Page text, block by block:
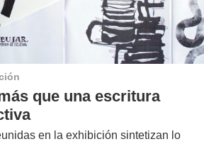
que una escritura
en la exhibición sintetizan lo